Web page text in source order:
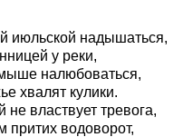
июльской надышаться,
у реки,
налюбоваться,
хвалят кулики.
не властвует тревога,
притих водоворот,